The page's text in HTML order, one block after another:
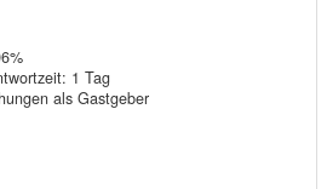
1 Tag
als Gastgeber